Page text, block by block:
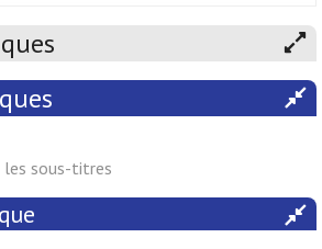
sous-titres